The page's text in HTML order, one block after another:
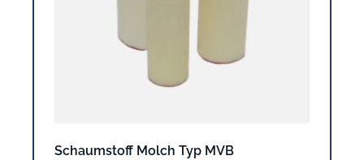
Schaumstoff Molch Typ MVB